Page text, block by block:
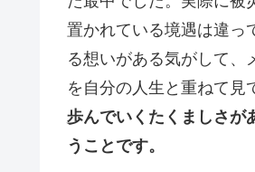
置かれている境遇は違っ
る想いがある気がして、
を自分の人生と重ねて見
歩んでいくたくましさが
うことです。